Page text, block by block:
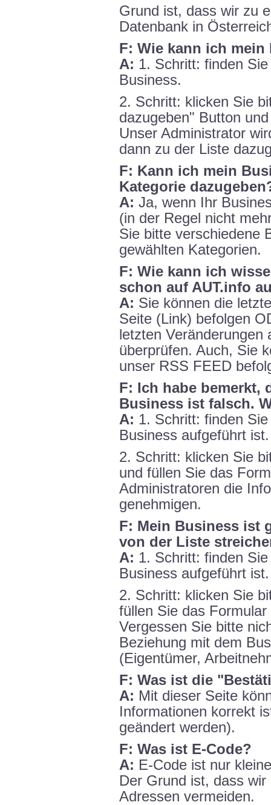
Grund ist, dass wir zu
Datenbank in
F: Wie kann ich
A: 1. Schritt: finden
Business.
2. Schritt: klicken Sie
dazugeben" Button
Unser Administrator
dann zu der Liste
F: Kann ich mein
Kategorie
A: Ja, wenn Ihr
(in der Regel nicht
Sie bitte verschiedene
gewählten Kategorien.
F: Wie kann ich
schon auf AUT.info
A: Sie können die
Seite (Link) befolgen
letzten Veränderungen
überprüfen. Auch, Sie
unser RSS FEED
F: Ich habe bemerkt,
Business ist falsch.
A: 1. Schritt: finden
Business aufgeführt ist.
2. Schritt: klicken Sie
und füllen Sie das
Administratoren die
genehmigen.
F: Mein Business ist
von der Liste
A: 1. Schritt: finden
Business aufgeführt ist.
2. Schritt: klicken Sie
füllen Sie das
Vergessen Sie bitte
Beziehung mit dem
(Eigentümer,
F: Was ist die
A: Mit dieser Seite
Informationen korrekt
geändert werden).
F: Was ist E-Code?
A: E-Code ist nur
Der Grund ist, dass
Adressen vermeiden.